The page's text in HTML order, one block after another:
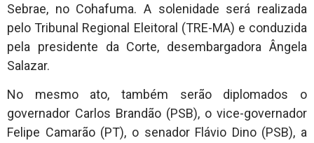
Sebrae, no Cohafuma. A solenidade será realizada
pelo Tribunal Regional Eleitoral (TRE-MA) e conduzida
pela presidente da Corte, desembargadora Ângela
Salazar.
No mesmo ato, também serão diplomados o
governador Carlos Brandão (PSB), o vice-governador
Felipe Camarão (PT), o senador Flávio Dino (PSB), a